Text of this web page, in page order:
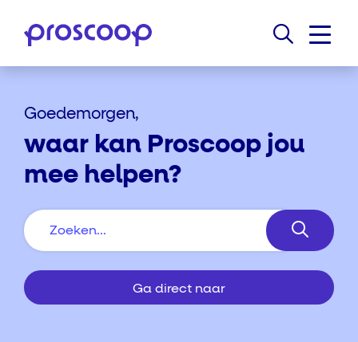
Goedemorgen,
waar kan Proscoop jou
mee helpen?